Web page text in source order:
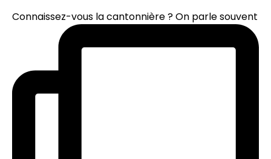
Connaissez-vous la cantonnière ? On parle souvent